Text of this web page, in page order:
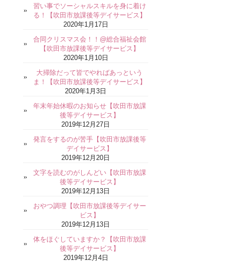
習い事でソーシャルスキルを身に着け
る！【吹田市放課後等デイサービス】
2020年1月17日
合同クリスマス会！！@総合福祉会館
【吹田市放課後等デイサービス】
2020年1月10日
大掃除だって皆でやればあっという
ま！【吹田市放課後等デイサービス】
2020年1月3日
年末年始休暇のお知らせ【吹田市放課
後等デイサービス】
2019年12月27日
発言をするのが苦手【吹田市放課後等
デイサービス】
2019年12月20日
文字を読むのがしんどい【吹田市放課
後等デイサービス】
2019年12月13日
おやつ調理【吹田市放課後等デイサー
ビス】
2019年12月13日
体をほぐしていますか？【吹田市放課
後等デイサービス】
2019年12月4日